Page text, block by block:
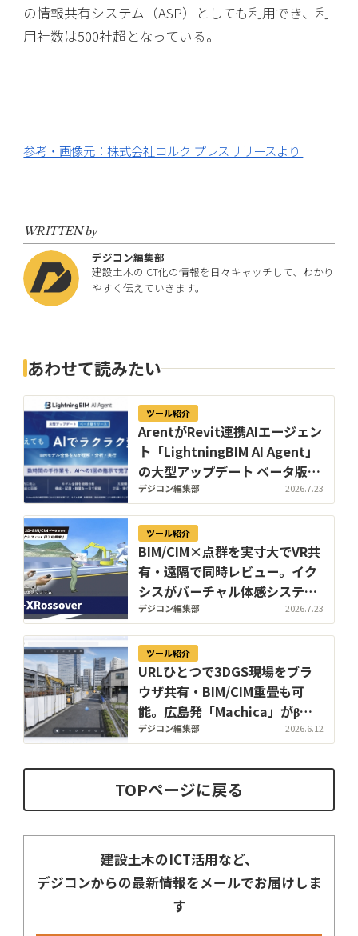
の情報共有システム（ASP）としても利用でき、利
用社数は500社超となっている。
参考・画像元：株式会社コルク プレスリリースより
WRITTEN by
デジコン編集部
建設土木のICT化の情報を日々キャッチして、わかり
やすく伝えていきます。
あわせて読みたい
ツール紹介
ArentがRevit連携AIエージェン
ト「LightningBIM AI Agent」
の大型アップデート ベータ版を
公開。「間違えて描いてもAIで
直せる」BIM操作へ
デジコン編集部 2026.7.23
ツール紹介
BIM/CIM×点群を実寸大でVR共
有・遠隔で同時レビュー。イク
シスがバーチャル体感システム
「GENBA-XRossover」の提供
を開始
デジコン編集部 2026.7.23
ツール紹介
URLひとつで3DGS現場をブラ
ウザ共有・BIM/CIM重畳も可
能。広島発「Machica」がβ版
専用サイトを公開しCSPI2026
デジコン編集部 2026.6.12
TOPページに戻る
建設土木のICT活用など、
デジコンからの最新情報をメールでお届けしま
す